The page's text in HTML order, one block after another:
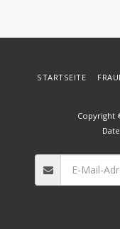
Copyright
STARTSEITE